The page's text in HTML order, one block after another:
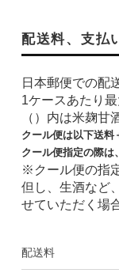
配送料、支払
日本郵便での配
1ケースあたり
（）内は米麹甘
クール便は以下送料
クール便指定の際は
※クール便の指
但し、生酒など
せていただく場
配送料